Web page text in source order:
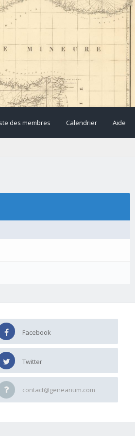
des membres Calendrier Aide
Facebook
Twitter
contact@geneanum.com